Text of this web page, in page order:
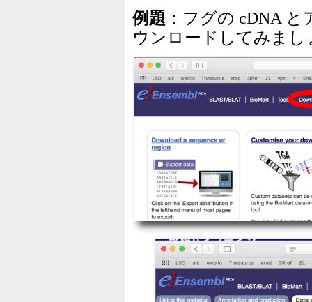
例題 ：フグの cDNA
ウンロードしてみまし